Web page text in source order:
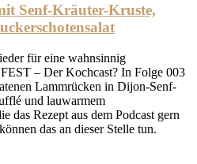
Senf-Kräuter-Kruste,
für eine wahnsinnig
– Der Kochcast? In Folge 003
Lammrücken in Dijon-Senf-
und lauwarmem
das Rezept aus dem Podcast gern
das an dieser Stelle tun.